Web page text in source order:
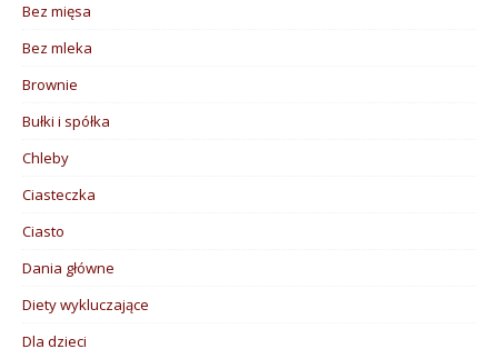
Bez mięsa
Bez mleka
Brownie
Bułki i spółka
Chleby
Ciasteczka
Ciasto
Dania główne
Diety wykluczające
Dla dzieci